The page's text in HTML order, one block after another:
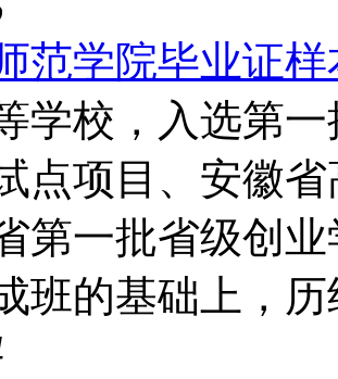
范学院毕业证样
学校，入选第
点项目、安徽
第一批省级创
班的基础上，